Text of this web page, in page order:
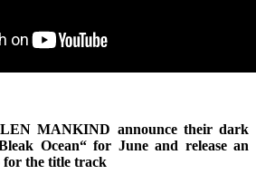
MANKIND announce their dark
Ocean“ for June and release an
for the title track